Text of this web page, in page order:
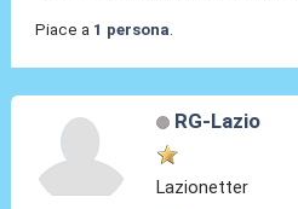
Piace a 1 persona
RG-Lazio
Lazionetter